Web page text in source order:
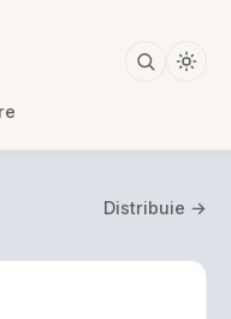
Distribuie →